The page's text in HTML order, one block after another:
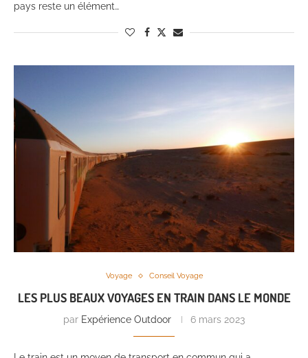
pays reste un élément…
Voyage Conseil Voyage
LES PLUS BEAUX VOYAGES EN TRAIN DANS LE MONDE
par Expérience Outdoor 6 mars 2023